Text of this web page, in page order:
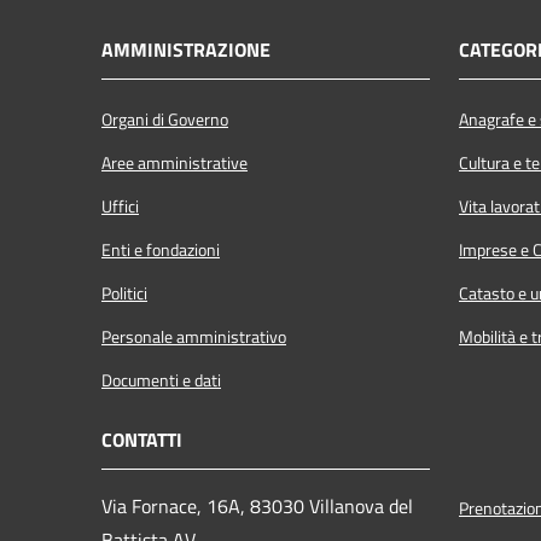
AMMINISTRAZIONE
Organi di Governo
Aree amministrative
Uffici
Enti e fondazioni
Politici
Personale amministrativo
Documenti e dati
Anagrafe
Cultura e
Vita
Imprese e
Catasto e
Mobilità e
CONTATTI
Via Fornace, 16A, 83030 Villanova del